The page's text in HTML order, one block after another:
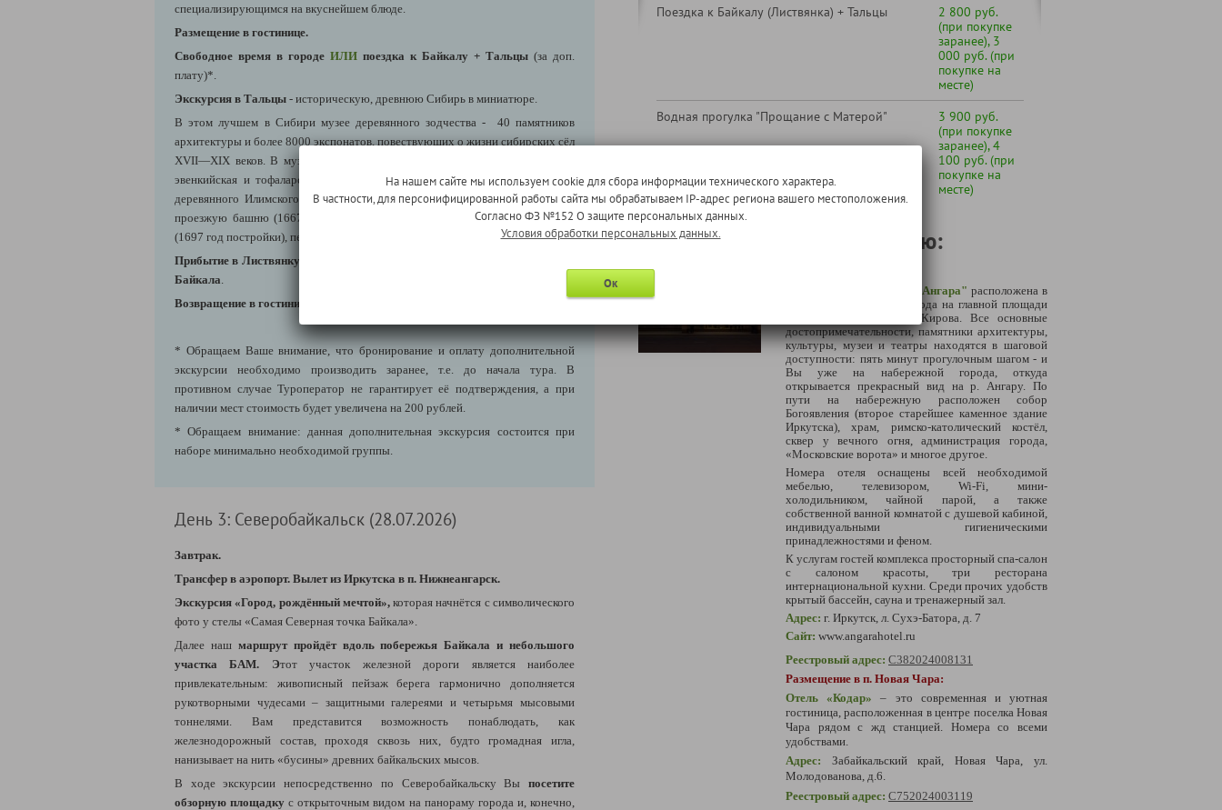
специализирующимся на вкуснейшем блюде.
Размещение в гостинице.
Свободное время в городе ИЛИ поездка к Байкалу + Тальцы (за доп.
плату)*.
Экскурсия в Тальцы - историческую, древнюю Сибирь в миниатюре.
В этом лучшем в Сибири музее деревянного зодчества - 40 памятников
архитектуры и более 8000 экспонатов, повествующих о жизни сибирских сёл
XVII—XIX веков. В музее 4 деревни: русская старожильческая, бурятская,
эвенкийская и тофаларская. Среди самых знаменитых экспонатов - часть
деревянного Илимского острога, включающего в себя Большую Спасскую
проезжую башню (1667 год постройки) и Казанскую привратную церковь
(1697 год постройки), перевезённых из затопленного Илимска.
Прибытие в Листвянку
Байкала
Возвращение в гостиницу.
* Обращаем Ваше внимание, что бронирование и оплату дополнительной
экскурсии необходимо производить заранее, т.е. до начала тура. В
противном случае Туроператор не гарантирует её подтверждения, а при
наличии мест стоимость будет увеличена на 200 рублей.
* Обращаем внимание: данная дополнительная экскурсия состоится при
наборе минимально необходимой группы.
День 3: Северобайкальск (28.07.2026)
Завтрак.
Трансфер в аэропорт. Вылет из Иркутска в п. Нижнеангарск.
Экскурсия «Город, рождённый мечтой»,которая начнётся с символического
фото у стелы «Самая Северная точка Байкала».
Далее наш маршрут пройдёт вдоль побережья Байкала и небольшого
участка БАМ. Этот участок железной дороги является наиболее
привлекательным: живописный пейзаж берега гармонично дополняется
рукотворными чудесами – защитными галереями и четырьмя мысовыми
тоннелями. Вам представится возможность понаблюдать, как
железнодорожный состав, проходя сквозь них, будто громадная игла,
нанизывает на нить «бусины» древних байкальских мысов.
В ходе экскурсии непосредственно по Северобайкальску Вы посетите
обзорную площадкус открыточным видом на панораму города и, конечно,
Поездка к Байкалу (Листвянка) + Тальцы
2 800 руб.
(при покупке
заранее), 3
000 руб. (при
покупке на
месте)
Водная прогулка "Прощание с Матерой"
3 900 руб.
(при покупке
заранее), 4
100 руб. (при
покупке на
месте)
Информация по размещению:
Гостиничный комплекс "Ангара" расположена в
историческом центре города на главной площади
Иркутска - сквере им. Кирова. Все основные
достопримечательности, памятники архитектуры,
культуры, музеи и театры находятся в шаговой
доступности: пять минут прогулочным шагом - и
Вы уже на набережной города, откуда
открывается прекрасный вид на р. Ангару. По
пути на набережную расположен собор
Богоявления (второе старейшее каменное здание
Иркутска), храм, римско-католический костёл,
сквер у вечного огня, администрация города,
«Московские ворота» и многое другое.
Номера отеля оснащены всей необходимой
мебелью, телевизором, Wi-Fi, мини-
холодильником, чайной парой, а также
собственной ванной комнатой с душевой кабиной,
индивидуальными гигиеническими
принадлежностями и феном.
К услугам гостей комплекса просторный спа-салон
с салоном красоты, три ресторана
интернациональной кухни. Среди прочих удобств
крытый бассейн, сауна и тренажерный зал.
Адрес: г. Иркутск, л. Сухэ-Батора, д. 7
Сайт: www.angarahotel.ru
Реестровый адрес: С382024008131
Размещение в п. Новая Чара:
Отель «Кодар» – это современная и уютная
гостиница, расположенная в центре поселка Новая
Чара рядом с жд станцией. Номера со всеми
удобствами.
Адрес:
Забайкальский край, Новая Чара, ул.
Молодованова, д.6.
Реестровый адрес: С752024003119
На нашем сайте мы используем cookie для сбора информации технического характера.
В частности, для персонифицированной работы сайта мы обрабатываем IP-адрес региона вашего местоположения.
Согласно ФЗ №152 О защите персональных данных.
Условия обработки персональных данных.
Ок